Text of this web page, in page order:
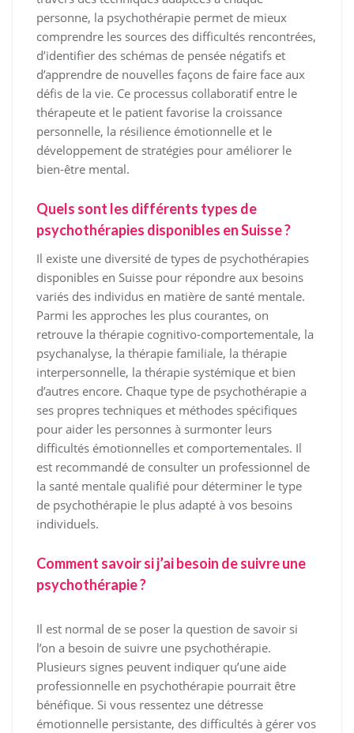
personne, la psychothérapie permet de mieux
comprendre les sources des difficultés rencontrées,
d’identifier des schémas de pensée négatifs et
d’apprendre de nouvelles façons de faire face aux
défis de la vie. Ce processus collaboratif entre le
thérapeute et le patient favorise la croissance
personnelle, la résilience émotionnelle et le
développement de stratégies pour améliorer le
bien-être mental.
Quels sont les différents types de
psychothérapies disponibles en Suisse ?
Il existe une diversité de types de psychothérapies
disponibles en Suisse pour répondre aux besoins
variés des individus en matière de santé mentale.
Parmi les approches les plus courantes, on
retrouve la thérapie cognitivo-comportementale, la
psychanalyse, la thérapie familiale, la thérapie
interpersonnelle, la thérapie systémique et bien
d’autres encore. Chaque type de psychothérapie a
ses propres techniques et méthodes spécifiques
pour aider les personnes à surmonter leurs
difficultés émotionnelles et comportementales. Il
est recommandé de consulter un professionnel de
la santé mentale qualifié pour déterminer le type
de psychothérapie le plus adapté à vos besoins
individuels.
Comment savoir si j’ai besoin de suivre une
psychothérapie ?
Il est normal de se poser la question de savoir si
l’on a besoin de suivre une psychothérapie.
Plusieurs signes peuvent indiquer qu’une aide
professionnelle en psychothérapie pourrait être
bénéfique. Si vous ressentez une détresse
émotionnelle persistante, des difficultés à gérer vos